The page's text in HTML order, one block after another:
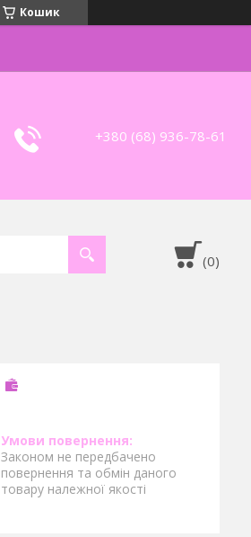
Кошик
+380 (68) 936-78-61
Законом не передбачено
повернення та обмін даного
товару належної якості